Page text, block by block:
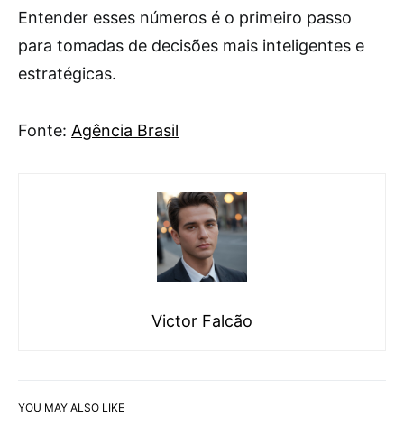
Entender esses números é o primeiro passo
para tomadas de decisões mais inteligentes e
estratégicas.
Fonte: Agência Brasil
Victor Falcão
YOU MAY ALSO LIKE